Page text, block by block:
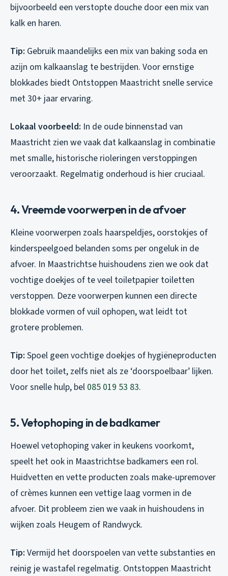
bijvoorbeeld een verstopte douche door een mix van
kalk en haren.
Tip: Gebruik maandelijks een mix van baking soda en
azijn om kalkaanslag te bestrijden. Voor ernstige
blokkades biedt Ontstoppen Maastricht snelle service
met 30+ jaar ervaring.
Lokaal voorbeeld: In de oude binnenstad van
Maastricht zien we vaak dat kalkaanslag in combinatie
met smalle, historische rioleringen verstoppingen
veroorzaakt. Regelmatig onderhoud is hier cruciaal.
4. Vreemde voorwerpen in de afvoer
Kleine voorwerpen zoals haarspeldjes, oorstokjes of
kinderspeelgoed belanden soms per ongeluk in de
afvoer. In Maastrichtse huishoudens zien we ook dat
vochtige doekjes of te veel toiletpapier toiletten
verstoppen. Deze voorwerpen kunnen een directe
blokkade vormen of vuil ophopen, wat leidt tot
grotere problemen.
Tip: Spoel geen vochtige doekjes of hygiëneproducten
door het toilet, zelfs niet als ze ‘doorspoelbaar’ lijken.
Voor snelle hulp, bel 085 019 53 83.
5. Vetophoping in de badkamer
Hoewel vetophoping vaker in keukens voorkomt,
speelt het ook in Maastrichtse badkamers een rol.
Huidvetten en vette producten zoals make-upremover
of crèmes kunnen een vettige laag vormen in de
afvoer. Dit probleem zien we vaak in huishoudens in
wijken zoals Heugem of Randwyck.
Tip: Vermijd het doorspoelen van vette substanties en
reinig je wastafel regelmatig. Ontstoppen Maastricht